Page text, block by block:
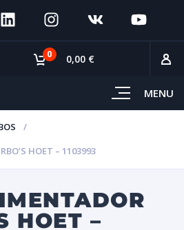
MENU
0 0,00 €
HOET – 1103993
HOET –